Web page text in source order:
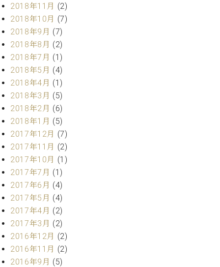
W.
ホ
フ
マ
ン
プ
ロ
フ
ェ
ッ
シ
ョ
ナ
ル
W.
ホ
フ
マ
ン
ト
ラ
内
(PDF)
お
問
い
わ
せ
本
社
：
八
王
子
・
術
営
業
セ
ン
タ
ー
2018年11月 (2)
2018年10月 (7)
2018年9月 (7)
2018年8月 (2)
2018年7月 (1)
2018年5月 (4)
2018年4月 (1)
2018年3月 (5)
2018年2月 (6)
2018年1月 (5)
2017年12月 (7)
2017年11月 (2)
2017年10月 (1)
2017年7月 (1)
2017年6月 (4)
2017年5月 (4)
2017年4月 (2)
2017年3月 (2)
2016年12月 (2)
2016年11月 (2)
2016年9月 (5)